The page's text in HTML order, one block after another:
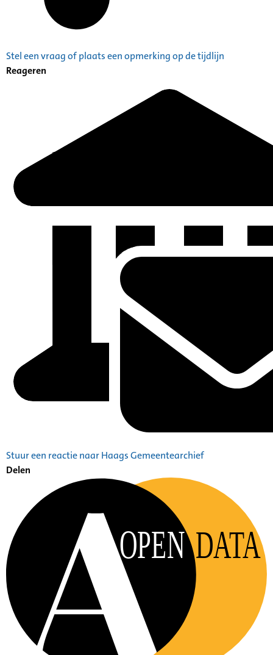
Stel een vraag of plaats een opmerking op de tijdlijn
Reageren
Stuur een reactie naar Haags Gemeentearchief
Delen
OPEN DATA